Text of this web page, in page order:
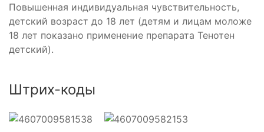
Повышенная индивидуальная чувствительность,
детский возраст до 18 лет (детям и лицам моложе
18 лет показано применение препарата Тенотен
детский).
Штрих-коды